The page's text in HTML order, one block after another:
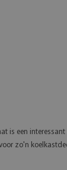
is een
zo'n